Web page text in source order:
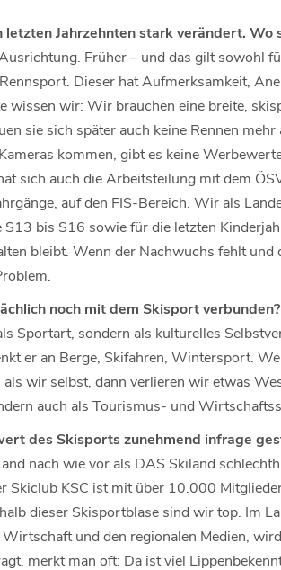
letzten Jahrzehnten stark verändert.
Früher – und das gilt sowohl
Dieser hat Aufmerksamkeit,
wissen wir: Wir brauchen eine breite,
sie sich später auch keine Rennen
kommen, gibt es keine
sich auch die Arbeitsteilung mit dem
auf den FIS-Bereich. Wir als
bis S16 sowie für die letzten
bleibt. Wenn der Nachwuchs fehlt und
noch mit dem Skisport verbunden?
Sportart, sondern als kulturelles
er an Berge, Skifahren, Wintersport.
als wir selbst, dann verlieren wir etwas
auch als Tourismus- und
des Skisports zunehmend infrage
nach wie vor als DAS Skiland
Skiclub KSC ist mit über 10.000
dieser Skisportblase sind wir top. Im
Wirtschaft und den regionalen Medien,
merkt man oft: Da ist viel